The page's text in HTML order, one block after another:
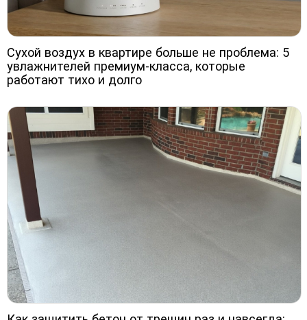
Сухой воздух в квартире больше не проблема: 5
увлажнителей премиум-класса, которые
работают тихо и долго